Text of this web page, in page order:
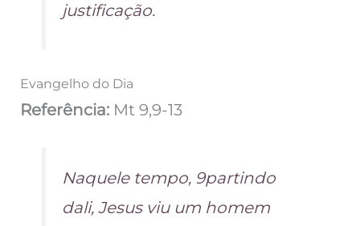
justificação.
Evangelho do Dia
Referência: Mt 9,9-13
Naquele tempo, 9partindo
dali, Jesus viu um homem